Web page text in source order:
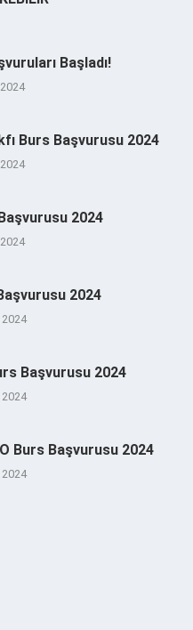
Başladı!
Burs Başvurusu 2024
2024
2024
2024
Başvurusu 2024
2024
Burs Başvurusu 2024
2024